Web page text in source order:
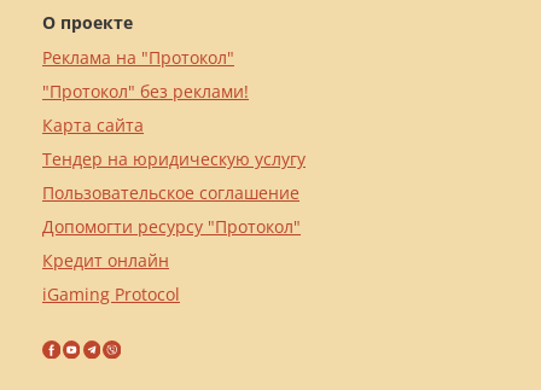
О проекте
Реклама на "Протокол"
"Протокол" без реклами!
Карта сайта
Тендер на юридическую услугу
Пользовательское соглашение
Допомогти ресурсу "Протокол"
Кредит онлайн
iGaming Protocol